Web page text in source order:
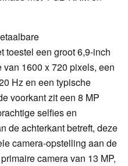
toestel een groot 6,9-inch
1600 x 720 pixels, een
Hz en een typische
voorkant zit een 8 MP
selfies en
de achterkant betreft, deze
camera-opstelling aan de
camera van 13 MP,